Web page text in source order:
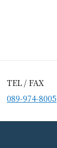
TEL / FAX
089-974-8005